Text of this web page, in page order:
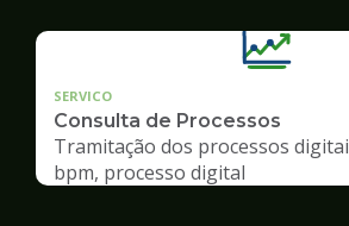
SERVICO
Consulta de Processos
Tramitação dos processos
bpm, processo digital